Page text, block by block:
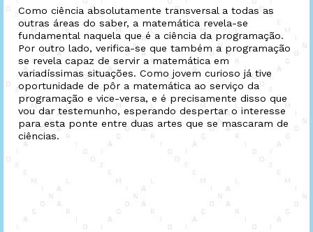
Como ciência absolutamente transversal a todas as
outras áreas do saber, a matemática revela-se
fundamental naquela que é a ciência da programação.
Por outro lado, verifica-se que também a programação
se revela capaz de servir a matemática em
variadíssimas situações. Como jovem curioso já tive
oportunidade de pôr a matemática ao serviço da
programação e vice-versa, e é precisamente disso que
vou dar testemunho, esperando despertar o interesse
para esta ponte entre duas artes que se mascaram de
ciências.